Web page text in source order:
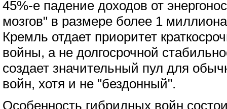
45%-е падение доходов от
мозгов" в размере более 1
Кремль отдает приоритет
войны, а не долгосрочной
создает значительный пул для
войн, хотя и не "бездонный".
Особенность гибридных войн